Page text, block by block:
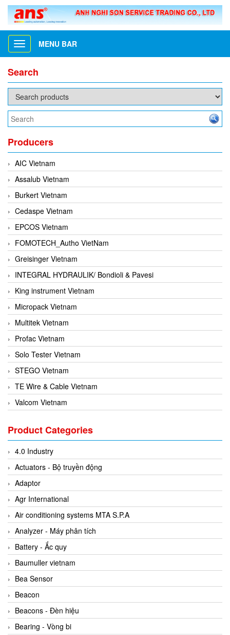
Toggle
navigation
MENU BAR
Search
Producers
AIC Vietnam
Assalub Vietnam
Burkert Vietnam
Cedaspe Vietnam
EPCOS Vietnam
FOMOTECH_Autho VietNam
Greisinger Vietnam
INTEGRAL HYDRAULIK/ Bondioli & Pavesi
King instrument Vietnam
Micropack Vietnam
Multitek Vietnam
Profac Vietnam
Solo Tester Vietnam
STEGO Vietnam
TE Wire & Cable Vietnam
Valcom Vietnam
3CTEST Vietnam
4B VietNam Vietnam
ABB Vietnam
AC Infinity Vietnam
AC&E Telecommunications
AC&T Vietnam
Accepta Vietnam
ACCUMAC Vietnam
AccuWeb Vietnam
Acey
ACOEM Vietnam
ADCA Vietnam
ADFweb Vietnam
Product Categories
4.0 Industry
Actuators - Bộ truyền động
Adaptor
Agr International
Air conditioning systems MTA S.P.A
Analyzer - Máy phân tích
Battery - Ắc quy
Baumuller vietnam
Bea Sensor
Beacon
Beacons - Đèn hiệu
Bearing - Vòng bi